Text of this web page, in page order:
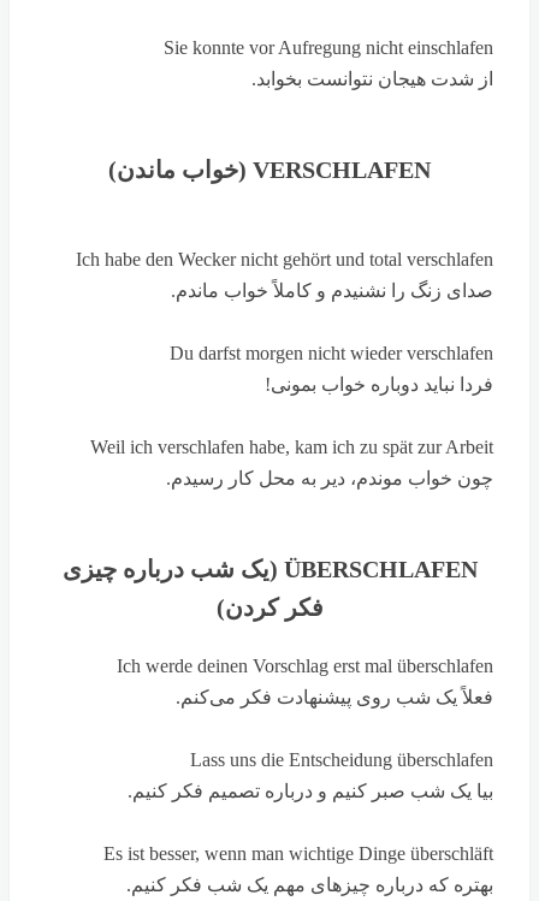
Sie konnte vor Aufregung nicht einschlafen
از شدت هیجان نتوانست بخوابد.
VERSCHLAFEN (خواب ماندن)
Ich habe den Wecker nicht gehört und total verschlafen
صدای زنگ را نشنیدم و کاملاً خواب ماندم.
Du darfst morgen nicht wieder verschlafen
فردا نباید دوباره خواب بمونی!
Weil ich verschlafen habe, kam ich zu spät zur Arbeit
چون خواب موندم، دیر به محل کار رسیدم.
ÜBERSCHLAFEN (یک شب درباره چیزی
فکر کردن)
Ich werde deinen Vorschlag erst mal überschlafen
فعلاً یک شب روی پیشنهادت فکر می‌کنم.
Lass uns die Entscheidung überschlafen
بیا یک شب صبر کنیم و درباره تصمیم فکر کنیم.
Es ist besser, wenn man wichtige Dinge überschläft
بهتره که درباره چیزهای مهم یک شب فکر کنیم.